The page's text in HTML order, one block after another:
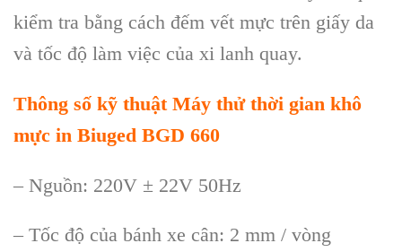
kiểm tra bằng cách đếm vết mực trên giấy da
và tốc độ làm việc của xi lanh quay.
Thông số kỹ thuật Máy thử thời gian khô
mực in Biuged BGD 660
– Nguồn: 220V ± 22V 50Hz
– Tốc độ của bánh xe cân: 2 mm / vòng